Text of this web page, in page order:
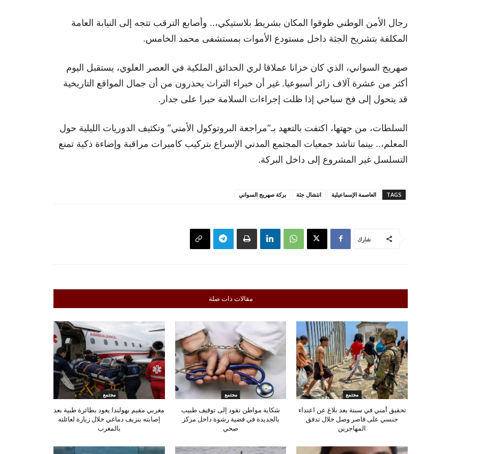
رجال الأمن الوطني طوقوا المكان بشريط بلاستيكي،.. وأصابع الترقب تتجه إلى النيابة العامة
المكلفة بتشريح الجثة داخل مستودع الأموات بمستشفى محمد الخامس.
صهريج السواني، الذي كان خزانا عملاقا لري الحدائق الملكية في العصر العلوي، يستقبل اليوم
أكثر من عشرة آلاف زائر أسبوعيا. غير أن خبراء التراث يحذرون من أن جمال المواقع التاريخية
قد يتحول إلى فخ سياحي إذا ظلت إجراءات السلامة حبرا على جدار.
السلطات، من جهتها، اكتفت بالتعهد بـ“مراجعة البروتوكول الأمني” وتكثيف الدوريات الليلية حول
المعلم،.. بينما تناشد جمعيات المجتمع المدني الإسراع بتركيب كاميرات مراقبة وإضاءة ذكية تمنع
التسلسل غير المشروع إلى داخل البركة.
TAGS العاصمة الإسماعيلية انتشال جثة بركة صهريج السواني
شارك
مقالات ذات صلة
مجتمع
تحقيق أمني في سبتة بعد بلاغ عن اعتداء
جنسي على قاصر وصل خلال تدفق
المهاجرين
مجتمع
شكاية مواطن تقود إلى توقيف طبيب
بالجديدة في قضية رشوة داخل مركز
صحي
مجتمع
مغربي مقيم بهولندا يعود بطائرة طبية بعد
إصابته بنزيف دماغي خلال زيارة لعائلته
بالمغرب